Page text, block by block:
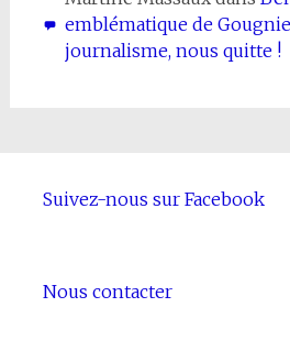
emblématique de
journalisme, nous quitte !
Suivez-nous sur Facebook
Nous contacter